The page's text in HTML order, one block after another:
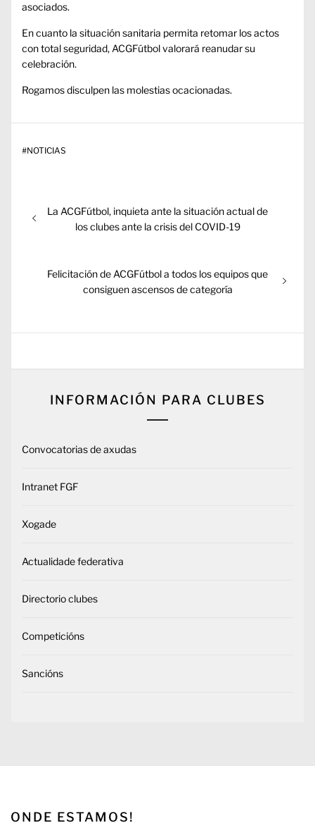
asociados.
En cuanto la situación sanitaria permita retomar los actos
con total seguridad, ACGFútbol valorará reanudar su
celebración.
Rogamos disculpen las molestias ocacionadas.
#NOTICIAS
Navegación
de
Entrada
anterior:
La ACGFútbol, inquieta ante la situación actual de
los clubes ante la crisis del COVID-19
Entrada
siguiente:
Felicitación de ACGFútbol a todos los equipos que
consiguen ascensos de categoría
INFORMACIÓN PARA CLUBES
Convocatorias de axudas
Intranet FGF
Xogade
Actualidade federativa
Directorio clubes
Competicións
Sancións
ONDE ESTAMOS!